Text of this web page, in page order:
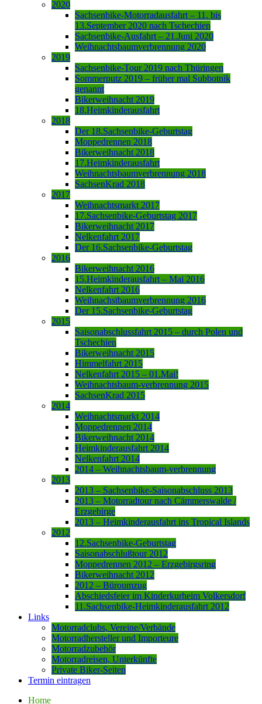
2020
Sachsenbike-Motorradausfahrt – 11. bis
13.September 2020 nach Tschechien
Sachsenbike-Ausfahrt – 21.Juni 2020
Weihnachtsbaumverbrennung 2020
2019
Sachsenbike-Tour 2019 nach Thüringen
Sommerputz 2019 – früher mal Subbotnik
genannt
Bikerweihnacht 2019
18.Heimkinderausfahrt
2018
Der 18.Sachsenbike-Geburtstag
Moppedrennen 2018
Bikerweihnacht 2018
17.Heimkinderausfahrt
Weihnachtsbaumverbrennung 2018
SachsenKrad 2018
2017
Weihnachtsmarkt 2017
17.Sachsenbike-Geburtstag 2017
Bikerweihnacht 2017
Nelkenfahrt 2017
Der 16.Sachsenbike-Geburtstag
2016
Bikerweihnacht 2016
15.Heimkinderausfahrt – Mai 2016
Nelkenfahrt 2016
Weihnachstbaumverbrennung 2016
Der 15.Sachsenbike-Geburtstag
2015
Saisonabschlussfahrt 2015 – durch Polen und
Tschechien
Bikerweihnacht 2015
Himmelfahrt 2015
Nelkenfahrt 2015 – 01.Mai!
Weihnachtsbaum-verbrennung 2015
SachsenKrad 2015
2014
Weihnachtsmarkt 2014
Moppedrennen 2014
Bikerweihnacht 2014
Heimkinderausfahrt 2014
Nelkenfahrt 2014
2014 – Weihnachtsbaum-verbrennung
2013
2013 – Sachsenbike-Saisonabschluss 2013
2013 – Motorradtour nach Cämmerswalde /
Erzgebirge
2013 – Heimkinderausfahrt ins Tropical Islands
2012
12.Sachsenbike-Geburtstag
Saisonabschlußtour 2012
Moppedrennen 2012 – Erzgebirgsring
Bikerweihnacht 2012
2012 – Büroumzug
Abschiedsfeier im Kinderkurheim Volkersdorf
11.Sachsenbike-Heimkinderausfahrt 2012
Links
Motorradclubs, Vereine/Verbände
Motorradhersteller und Importeure
Motorradzubehör
Motorradreisen, Unterkünfte
Private Biker-Seiten
Termin eintragen
Home